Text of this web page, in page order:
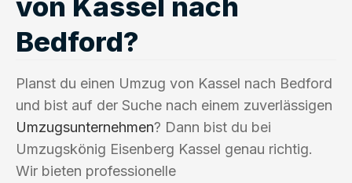
Bedford?
Planst du einen Umzug von Kassel nach Bedford
und bist auf der Suche nach einem zuverlässigen
Umzugsunternehmen? Dann bist du bei
Umzugskönig Eisenberg Kassel genau richtig.
Wir bieten professionelle